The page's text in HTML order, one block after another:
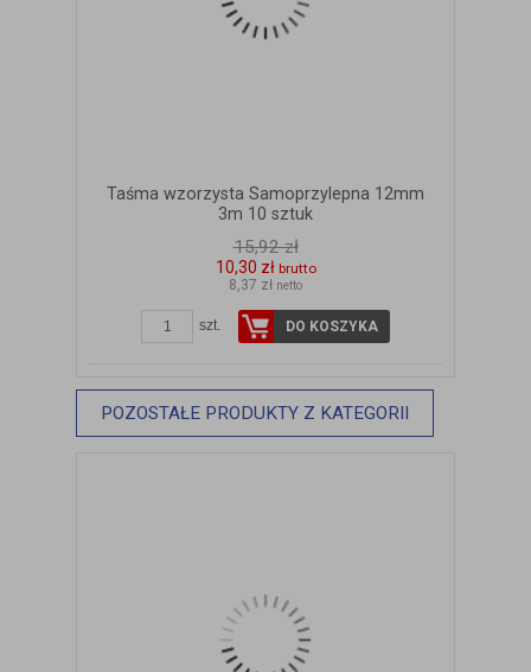
Taśma wzorzysta Samoprzylepna 12mm
3m 10 sztuk
15,92 zł
10,30 zł brutto
8,37 zł netto
szt. DO KOSZYKA
POZOSTAŁE PRODUKTY Z KATEGORII